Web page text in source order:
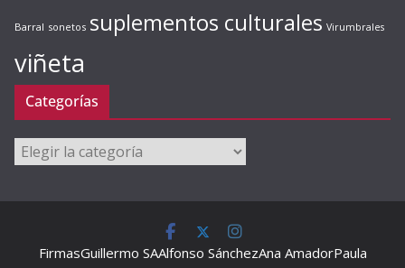
Barral sonetos suplementos culturales Virumbrales
viñeta
Categorías
Categorías
FirmasGuillermo SAAlfonso SánchezAna AmadorPaula